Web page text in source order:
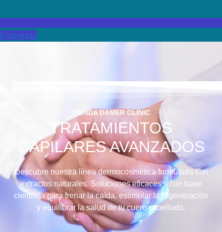
Empresas
TIENDA DAMER CLINIC
TRATAMIENTOS
CAPILARES AVANZADOS
Descubre nuestra línea dermocosmética formulada con
extractos naturales. Soluciones eficaces y con base
científica para frenar la caída, estimular la regeneración
y equilibrar la salud de tu cuero cabelludo.